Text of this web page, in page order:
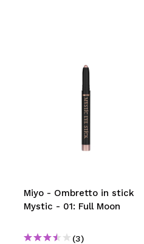
Miyo - Ombretto in stick
Mystic - 01: Full Moon
(3)